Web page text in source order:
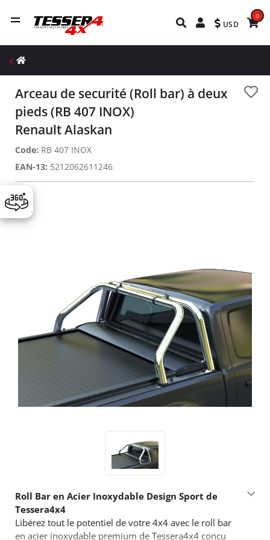
USD
0
Arceau de securité (Roll bar) à deux
pieds (RB 407 INOX)
Renault Alaskan
Code: RB 407 INOX
EAN-13: 5212062611246
Roll Bar en Acier Inoxydable Design Sport de
Tessera4x4
Libérez tout le potentiel de votre 4x4 avec le roll bar
en acier inoxydable premium de Tessera4x4 conçu